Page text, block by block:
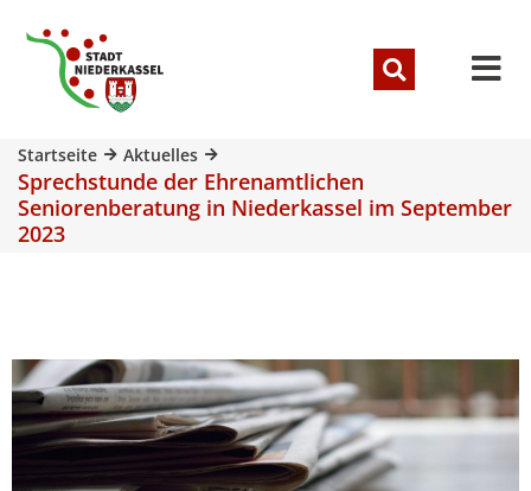
Startseite Aktuelles
Sprechstunde der Ehrenamtlichen
Seniorenberatung in Niederkassel im September
2023